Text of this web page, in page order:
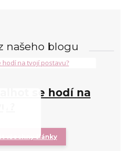
našeho blogu
se hodí na
všechny články